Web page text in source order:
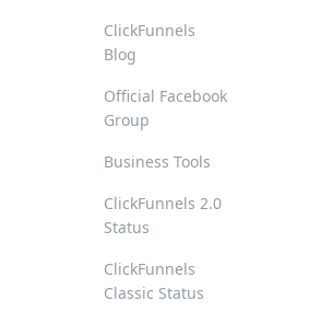
ClickFunnels
Blog
Official Facebook
Group
Business Tools
ClickFunnels 2.0
Status
ClickFunnels
Classic Status